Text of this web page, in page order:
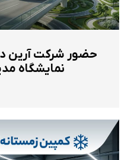
حضور شرکت آرین
نمایشگاه